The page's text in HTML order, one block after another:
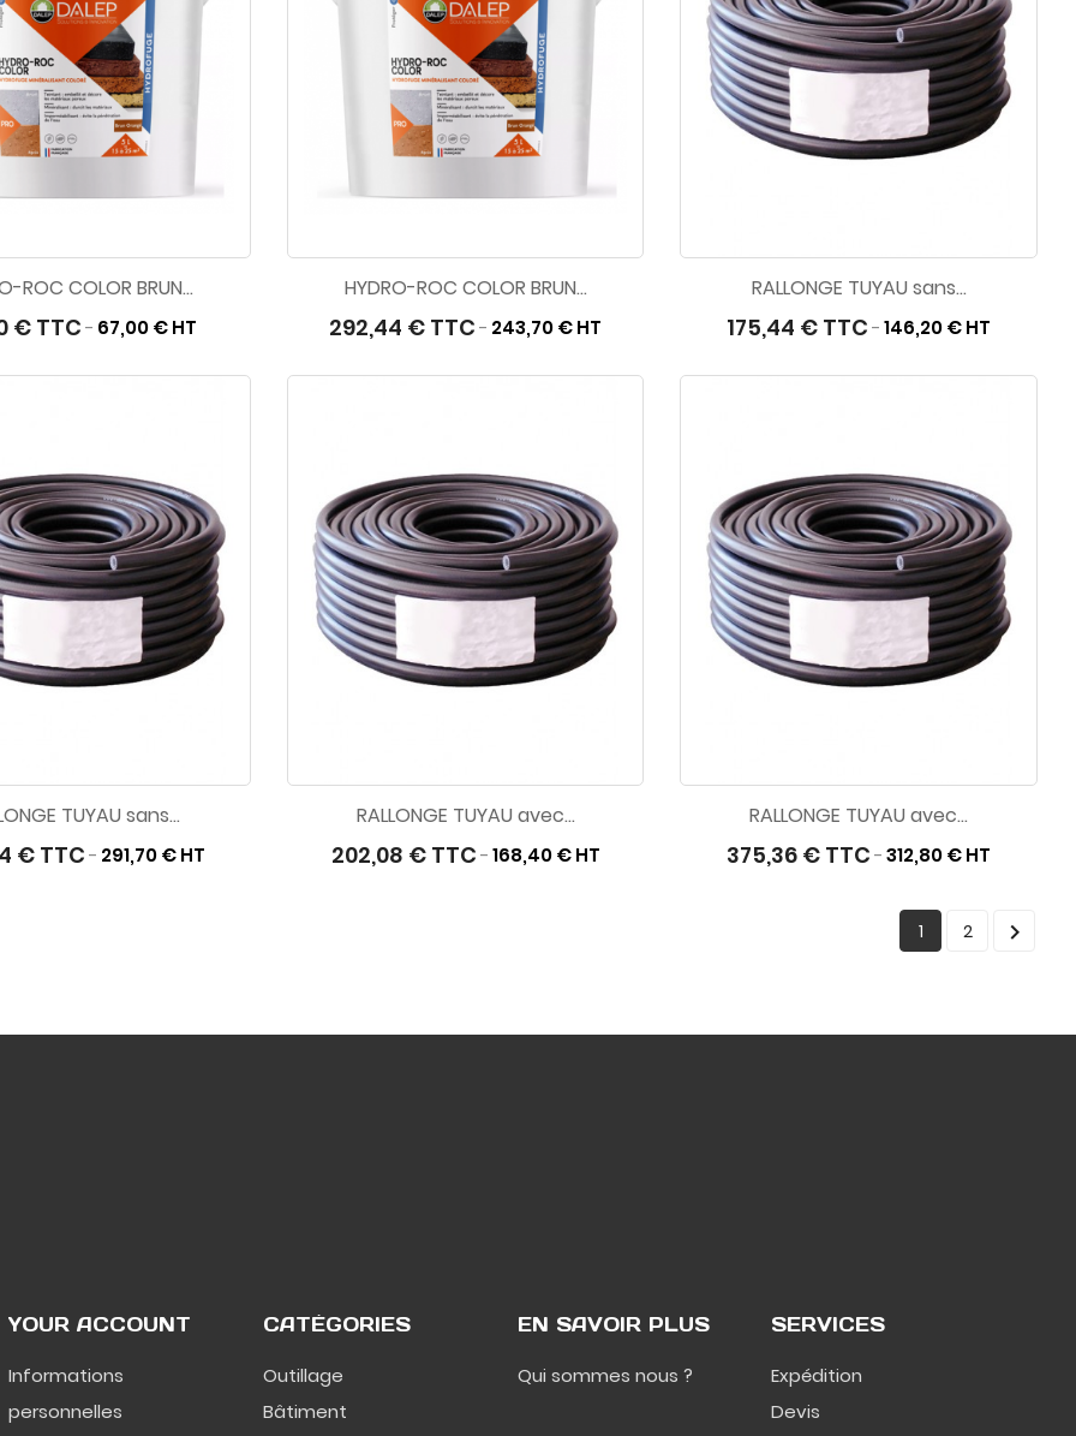
ROC COLOR BRUN...
€ TTC- 67,00 € HT
HYDRO-ROC COLOR BRUN...
292,44 € TTC - 243,70 € HT
RALLONGE TUYAU sans...
175,44 € TTC -146,20 € HT
TUYAU sans...
€ TTC - 291,70 € HT
RALLONGE TUYAU avec...
202,08 € TTC - 168,40 € HT
RALLONGE TUYAU avec...
375,36 € TTC -312,80 € HT
1 2 
YOUR ACCOUNT
Informations
personnelles
CATÉGORIES
Outillage
Bâtiment
EN SAVOIR PLUS
Qui sommes nous ?
SERVICES
Expédition
Devis